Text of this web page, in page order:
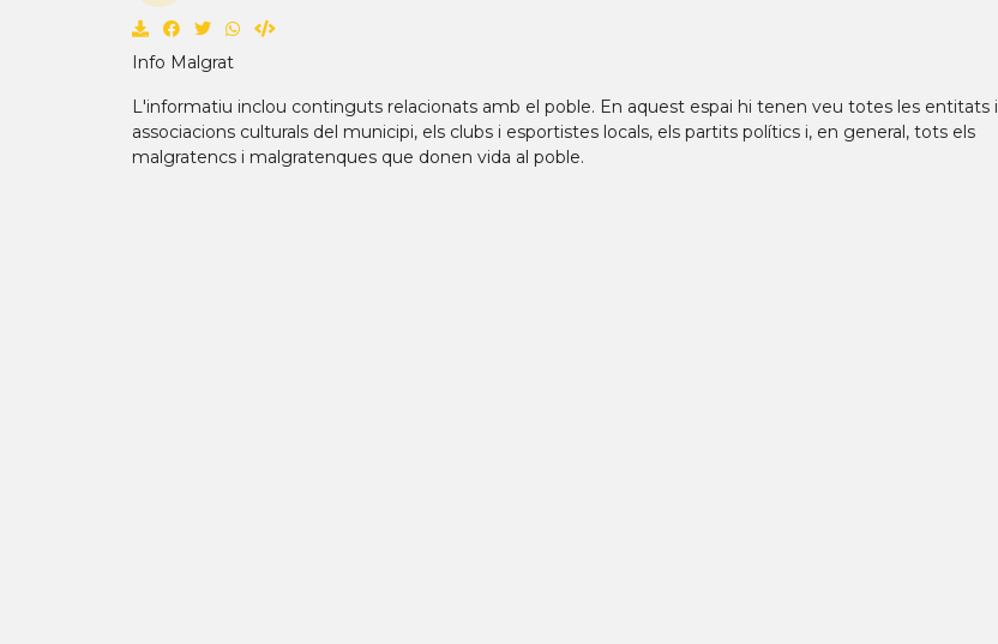
Info Malgrat
L'informatiu inclou continguts relacionats amb el poble. En aquest espai hi tenen veu totes les entitats i
associacions culturals del municipi, els clubs i esportistes locals, els partits polítics i, en general, tots els
malgratencs i malgratenques que donen vida al poble.